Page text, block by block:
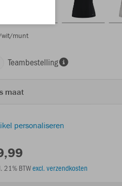
wit/munt
Teambestelling
maat
personaliseren
21% BTWexcl. verzendkosten